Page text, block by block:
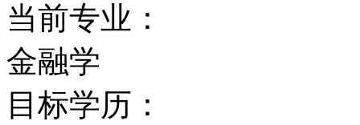
在最近对英国大学研究
中，萨塞克斯大学百分
当前专业：
金融学
目标学历：